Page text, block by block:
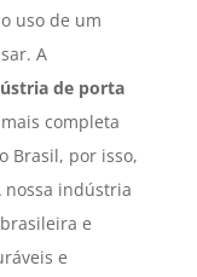
uso de um
A
de porta
completa
Brasil, por isso,
nossa indústria
e
e